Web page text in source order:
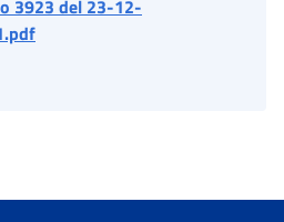
3923 del 23-12-